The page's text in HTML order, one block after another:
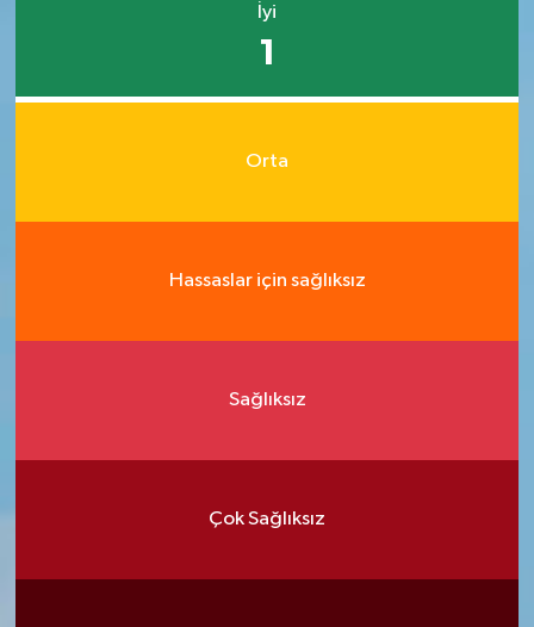
İyi
1
Orta
Hassaslar için sağlıksız
Sağlıksız
Çok Sağlıksız